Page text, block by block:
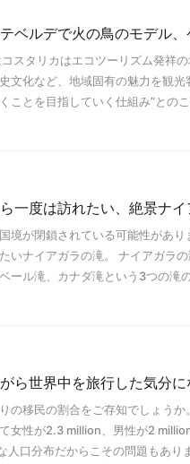
テベルデで火の鳥のモデル
スタリカはエコツーリズム発祥
文化など、地域固有の魅力を観
ことを目指していく仕組み”との
一度は訪れたい、絶景ナイ
境が閉鎖されている可能性があ
いナイアガラの滝。 ナイアガラ
ール滝、カナダ滝という3つの滝
ら世界中を旅行した気分
の移民の割合をご存知でしょう
女性が2.3 million、男性が2
人口分布だからこその問題もあり